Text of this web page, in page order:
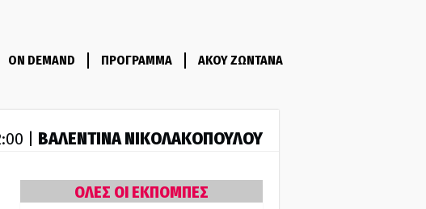
ON DEMAND ΠΡΟΓΡΑΜΜΑ ΑΚΟΥ ΖΩΝΤΑΝΑ
| ΒΑΛΕΝΤΙΝΑ ΝΙΚΟΛΑΚΟΠΟΥΛΟΥ
ΟΛΕΣ ΟΙ ΕΚΠΟΜΠΕΣ